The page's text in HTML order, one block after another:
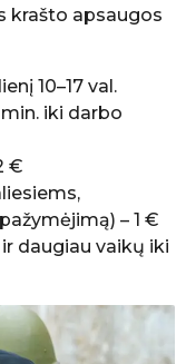
krašto apsaugos
10–17 val.
iki darbo
€
– 1 €
ir daugiau vaikų iki